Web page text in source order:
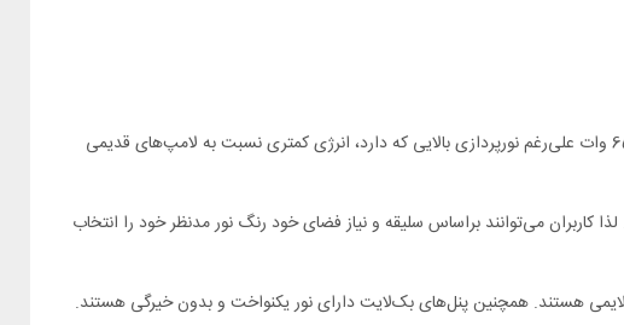
این پنل با استفاده از توان مصرفی 65 وات و ولتاژ ورودی 240-220 ولت، از راندمان نوری بالایی برخوردار است. پنل توکار 65 وات علی‌رغم نورپردازی بالایی که دارد، انرژی کمتری نسبت به لامپ‌های قدیمی
کلوین)، صدفی (4000 کلوین) موجود می‌باشد. لذا کاربران می‌توانند براساس سلیقه و نیاز فضای خود رنگ نور مدنظر خود را انتخاب
هستند. همچنین پنل‌های بک‌لایت دارای نور یکنواخت و بدون خیرگی هستند.